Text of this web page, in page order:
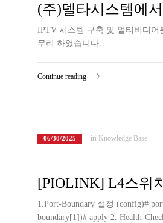
(주)델타시스템에
IPTV 시스템 구축 및 멀티비디어
무리 하였습니다.
Continue reading
06/30/2025 in Knowledge Base
[PIOLINK] L4스위
1.Port-Boundary 설정 (config)#
boundary[1])# apply 2. Health-